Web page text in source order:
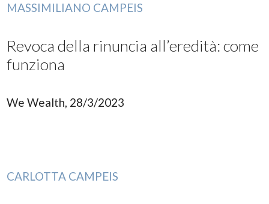
MASSIMILIANO CAMPEIS
Revoca della rinuncia all’eredità: come
funziona
We Wealth, 28/3/2023
CARLOTTA CAMPEIS